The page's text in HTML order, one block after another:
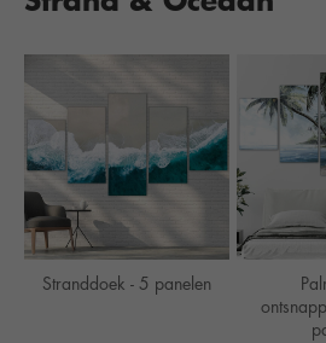
Stranddoek - 5 panelen